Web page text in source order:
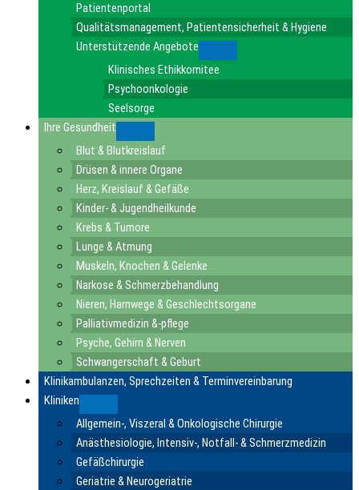
Patientenportal
Qualitätsmanagement, Patientensicherheit & Hygiene
Unterstützende Angebote
Klinisches Ethikkomitee
Psychoonkologie
Seelsorge
Ihre Gesundheit
Blut & Blutkreislauf
Drüsen & innere Organe
Herz, Kreislauf & Gefäße
Kinder- & Jugendheilkunde
Krebs & Tumore
Lunge & Atmung
Muskeln, Knochen & Gelenke
Narkose & Schmerzbehandlung
Nieren, Harnwege & Geschlechtsorgane
Palliativmedizin &-pflege
Psyche, Gehirn & Nerven
Schwangerschaft & Geburt
Klinikambulanzen, Sprechzeiten & Terminvereinbarung
Kliniken
Allgemein-, Viszeral & Onkologische Chirurgie
Anästhesiologie, Intensiv-, Notfall- & Schmerzmedizin
Gefäßchirurgie
Geriatrie & Neurogeriatrie